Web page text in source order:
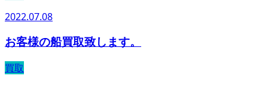
2022.07.08
お客様の船買取致します。
買取